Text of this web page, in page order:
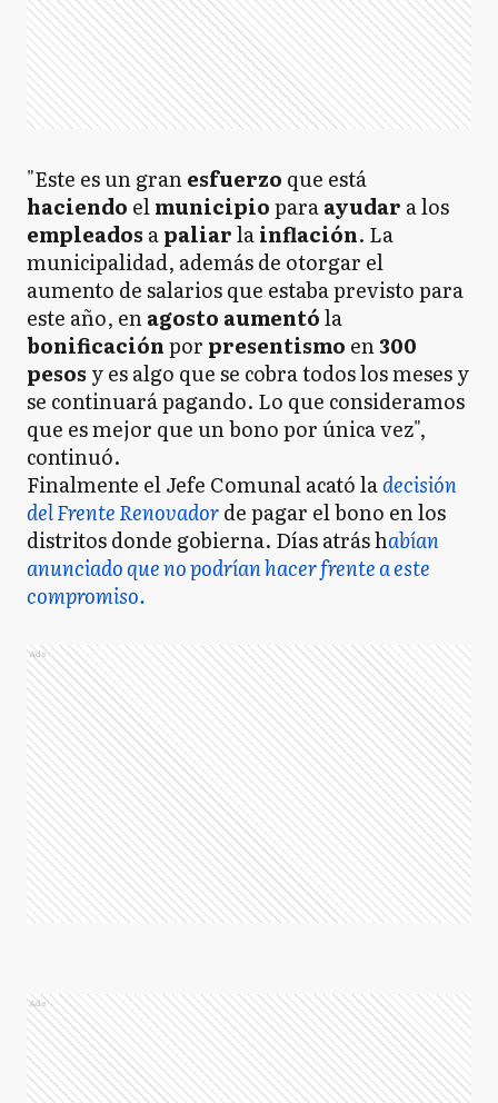
"Este es un granesfuerzo que está
haciendo elmunicipioparaayudar a los
empleados apaliarlainflación. La
municipalidad, además de otorgar el
aumento de salarios que estaba previsto para
este año, enagosto aumentóla
bonificaciónpor presentismo en300
pesos y es algo que se cobra todos los meses y
se continuará pagando. Lo que consideramos
que es mejor que un bono por única vez",
continuó.
Finalmente el Jefe Comunal acató ladecisión
del Frente Renovadorde pagar el bono en los
distritos donde gobierna. Días atrás habían
anunciado que no podrían hacer frente a este
compromiso.
Ads
Ads